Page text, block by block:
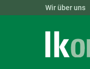
Wir über uns